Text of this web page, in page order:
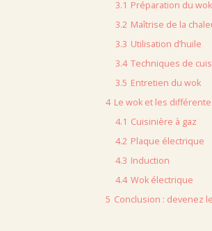
3.1 Préparation du wok
3.2 Maîtrise de la
3.3 Utilisation d’huile
3.4 Techniques de
3.5 Entretien du wok
4 Le wok et les
4.1 Cuisinière à gaz
4.2 Plaque électrique
4.3 Induction
4.4 Wok électrique
5 Conclusion : devenez